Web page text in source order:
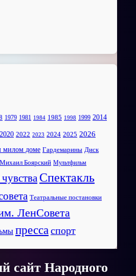
1979 1981 1984 1985 1998 1999 2014
2020 2022 2023 2024 2025 2026
милом доме Гардемарины Диск
Михаил Боярский Мультфильм
Спектакль
Театральные постановки
ЛенСовета
прессаспорт
сайт Народного